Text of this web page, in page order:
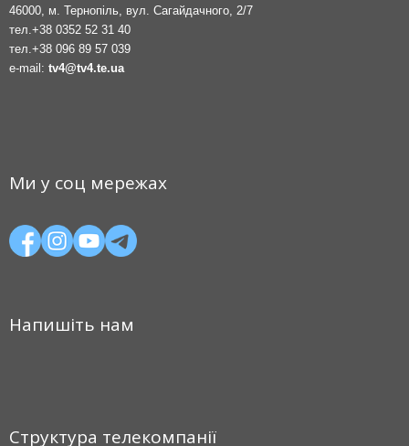
46000, м. Тернопіль, вул. Сагайдачного, 2/7
тел.+38 0352 52 31 40
тел.+38 096 89 57 039
e-mail: tv4@tv4.te.ua
Ми у соц мережах
Напишіть нам
Структура телекомпанії